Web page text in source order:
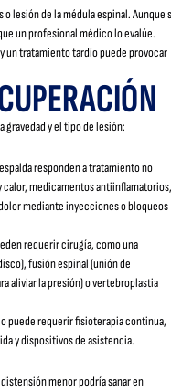
lesión de la médula espinal. Aunque
un profesional médico lo evalúe.
un tratamiento tardío puede provocar
gravedad y el tipo de lesión:
responden a tratamiento no
medicamentos
mediante inyecciones o bloqueos
requerir cirugía, como una
fusión espinal (unión de
aliviar la presión) o vertebroplastia
puede requerir fisioterapia continua,
y dispositivos de asistencia.
menor podría sanar en